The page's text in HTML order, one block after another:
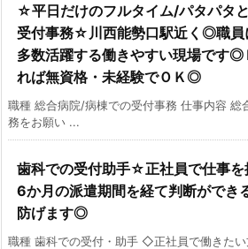
☆平日だけのフルタイム/パタパタ
受付事務☆川西能勢口駅近く◎職員
多数活躍する働きやすい現場です◎
れば無資格・未経験でＯＫ◎
職種 総合病院/病棟での受付事務 仕事内容 総
務をお願い ...
歯科での受付助手☆正社員で仕事
6か月の派遣期間を経て判断ができ
防げます◎
職種 歯科での受付・助手 ◇正社員で働きた